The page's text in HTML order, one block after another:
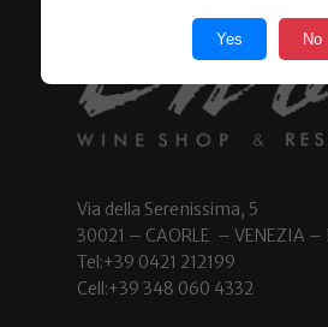
Via della Serenissima, 5
30021 – CAORLE – VENEZIA –
Tel:+39 0421 212199
Cell:+39 348 060 4332
Yes No